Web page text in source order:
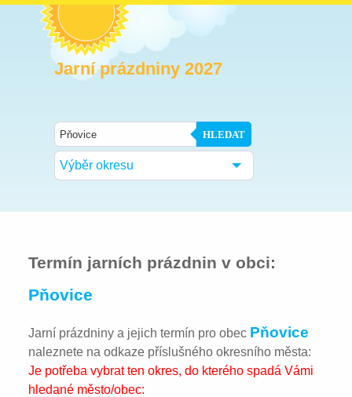
Jarní prázdniny 2027
HLEDAT
Výběr okresu
Termín jarních prázdnin v obci:
Pňovice
Jarní prázdniny a jejich termín pro obec Pňovice
naleznete na odkaze příslušného okresního města:
Je potřeba vybrat ten okres, do kterého spadá Vámi
hledané město/obec: